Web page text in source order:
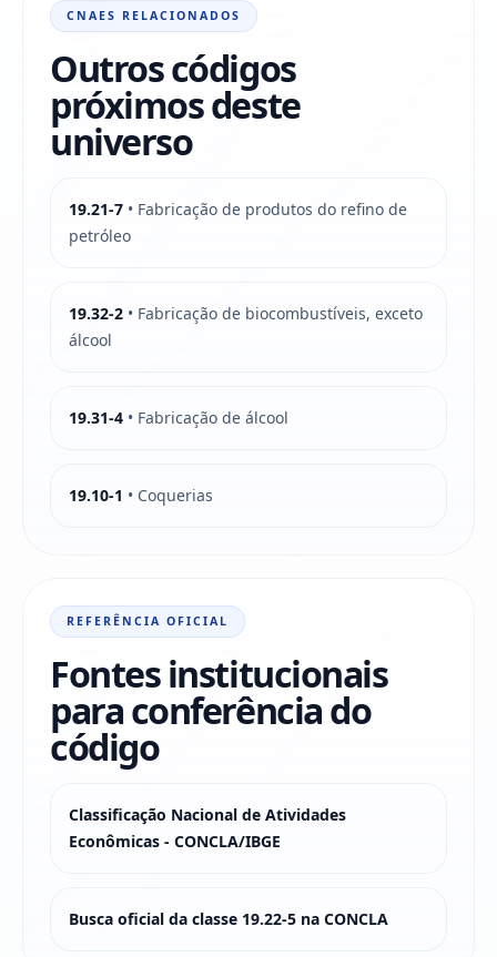
CNAES RELACIONADOS
Outros códigos
próximos deste
universo
19.21-7 • Fabricação de produtos do refino de
petróleo
19.32-2 • Fabricação de biocombustíveis, exceto
álcool
19.31-4 • Fabricação de álcool
19.10-1 • Coquerias
REFERÊNCIA OFICIAL
Fontes institucionais
para conferência do
código
Classificação Nacional de Atividades
Econômicas - CONCLA/IBGE
Busca oficial da classe 19.22-5 na CONCLA